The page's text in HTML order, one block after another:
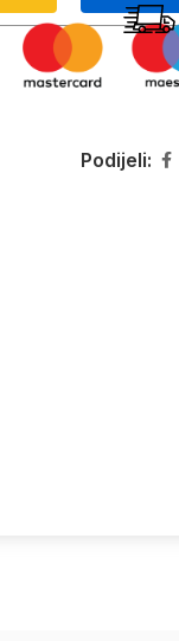
Podijeli: